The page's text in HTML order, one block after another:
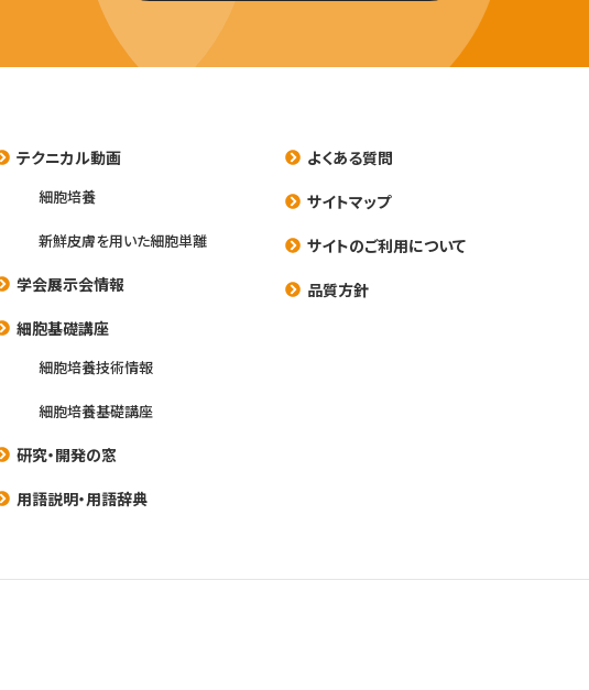
テクニカル動画
細胞培養
新鮮皮膚を用いた細胞単離
学会展示会情報
細胞基礎講座
細胞培養技術情報
細胞培養基礎講座
研究・開発の窓
用語説明・用語辞典
よくある質問
サイトマップ
サイトのご利用について
品質方針